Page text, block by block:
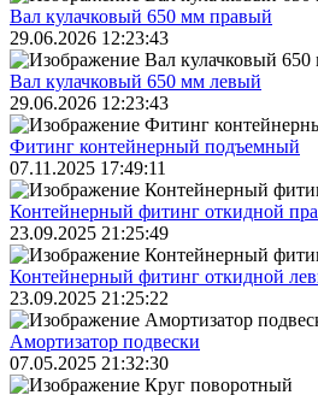
Вал кулачковый 650 мм правый
29.06.2026 12:23:43
Вал кулачковый 650 мм левый
29.06.2026 12:23:43
Фитинг контейнерный подъемный
07.11.2025 17:49:11
Контейнерный фитинг откидной
23.09.2025 21:25:49
Контейнерный фитинг откидной
23.09.2025 21:25:22
Амортизатор подвески
07.05.2025 21:32:30